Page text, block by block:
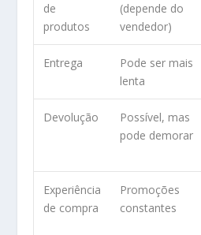
de
produtos
(depende do
vendedor)
Entrega
Pode ser mais
lenta
Devolução
Possível, mas
pode demorar
Experiência
de compra
Promoções
constantes